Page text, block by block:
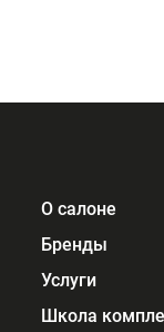
О салоне
Бренды
Услуги
Школа